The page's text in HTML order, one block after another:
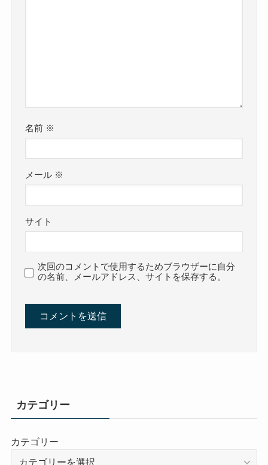
名前 ※
メール ※
サイト
次回のコメントで使用するためブラウザーに自分
の名前、メールアドレス、サイトを保存する。
カテゴリー
カテゴリー